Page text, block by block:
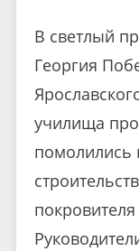
В светлый
Георгия
училища
помолились